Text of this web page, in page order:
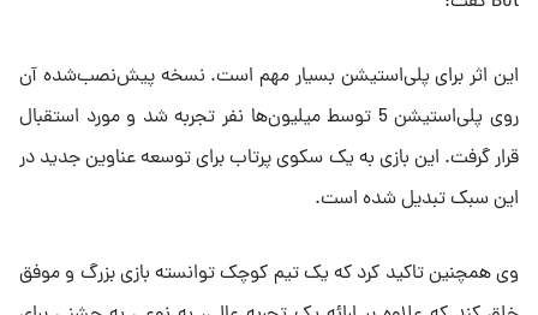
این اثر برای پلی‌استیشن بسیار مهم است. نسخه پیش‌نصب‌شده آن
روی پلی‌استیشن 5 توسط میلیون‌ها نفر تجربه شد و مورد استقبال
قرار گرفت. این بازی به یک سکوی پرتاب برای توسعه عناوین جدید در
این سبک تبدیل شده است.
وی همچنین تاکید کرد که یک تیم کوچک توانسته بازی‌ بزرگ و موفق